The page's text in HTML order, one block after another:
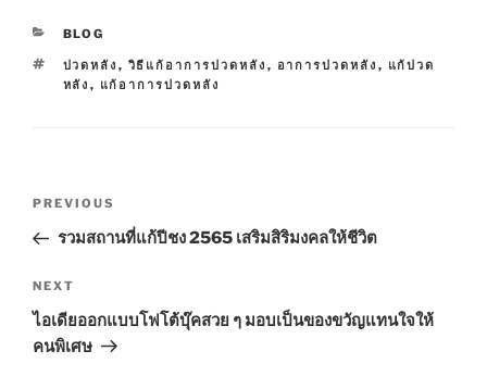
C
T
E
S
BLOG
T
A
ปวดหลัง , วิธีแก้อาการปวดหลัง , อาการปวดหลัง , แก้ปวด
หลัง , แก้อาการปวดหลัง
s
t
n
a
P
r
v
i
PREVIOUS
รวมสถานที่แก้ปีชง 2565 เสริมสิริมงคลให้ชีวิต
N
e
x
NEXT
ไอเดียออกแบบโฟโต้บุ๊คสวย ๆ มอบเป็นของขวัญแทนใจให้
คนพิเศษ